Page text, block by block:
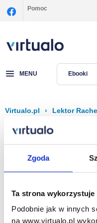
Zgoda
Ta strona
Podobnie jak w innych
na www.virtualo.pl
Pomoc
MENU Ebooki
Virtualo.pl › Lektor
Filtruj